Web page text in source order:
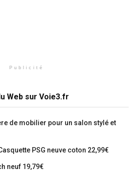
Publicité
Web sur Voie3.fr
de mobilier pour un salon stylé et
PSG neuve coton 22,99€
neuf 19,79€